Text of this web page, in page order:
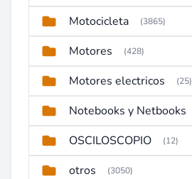
Motocicleta (3865)
Motores (428)
Motores electricos (25)
Notebooks y Netbooks
OSCILOSCOPIO (12)
otros (3050)